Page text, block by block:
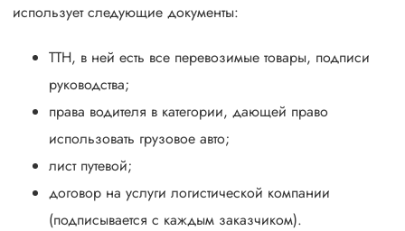
использует следующие документы:
ТТН, в ней есть все перевозимые товары, подписи
руководства;
права водителя в категории, дающей право
использовать грузовое авто;
лист путевой;
договор на услуги логистической компании
(подписывается с каждым заказчиком).